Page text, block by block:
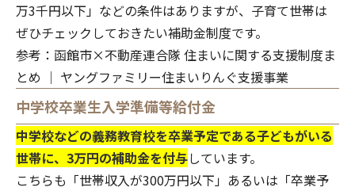
万3千円以下」などの条件はありますが、子育て世帯は
ぜひチェックしておきたい補助金制度です。
参考： 函館市×不動産連合隊 住まいに関する支援制度ま
とめ │ ヤングファミリー住まいりんぐ支援事業
中学校卒業生入学準備等給付金
中学校などの義務教育校を卒業予定である子どもがいる
世帯に、3万円の補助金を付与しています。
こちらも「世帯収入が300万円以下」あるいは「卒業予